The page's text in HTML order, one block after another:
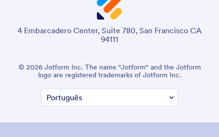
4 Embarcadero Center, Suite 780, San Francisco CA
94111
© 2026 Jotform Inc. The name "Jotform" and the Jotform
logo are registered trademarks of Jotform Inc.